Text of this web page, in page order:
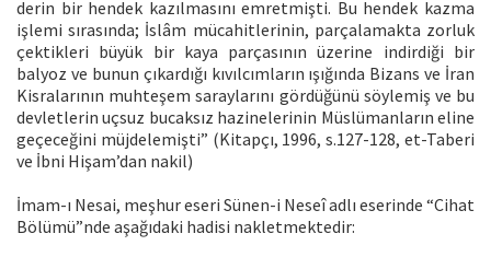
derin bir hendek kazılmasını emretmişti. Bu hendek kazma
işlemi sırasında; İslâm mücahitlerinin, parçalamakta zorluk
çektikleri büyük bir kaya parçasının üzerine indirdiği bir
balyoz ve bunun çıkardığı kıvılcımların ışığında Bizans ve İran
Kisralarının muhteşem saraylarını gördüğünü söylemiş ve bu
devletlerin uçsuz bucaksız hazinelerinin Müslümanların eline
geçeceğini müjdelemişti” (Kitapçı, 1996, s.127-128, et-Taberi
ve İbni Hişam’dan nakil)
İmam-ı Nesai, meşhur eseri Sünen-i Neseî adlı eserinde “Cihat
Bölümü”nde aşağıdaki hadisi nakletmektedir: